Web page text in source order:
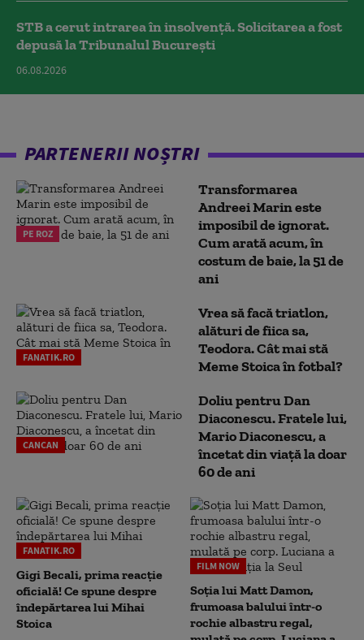
STB a cerut intrarea în insolvență. Solicitarea a fost
depusă la Tribunalul București
06.08.2026
PARTENERII NOȘTRI
PE ROZ
Transformarea
Andreei Marin este
imposibil de ignorat.
Cum arată acum, în
costum de baie, la 51 de
ani
FANATIK.RO
Vrea să facă triatlon,
alături de fiica sa,
Teodora. Cât mai stă
Meme Stoica în fotbal?
CANCAN
Doliu pentru Dan
Diaconescu. Fratele lui,
Mario Diaconescu, a
încetat din viață la doar
60 de ani
FANATIK.RO
Gigi Becali, prima reacție
oficială! Ce spune despre
îndepărtarea lui Mihai
Stoica
FILM NOW
Soția lui Matt Damon,
frumoasa balului într-o
rochie albastru regal,